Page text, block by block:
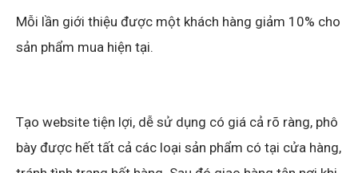
Mỗi lần giới thiệu được một khách hàng giảm 10% cho
sản phẩm mua hiện tại.
Tạo website tiện lợi, dễ sử dụng có giá cả rõ ràng, phô
bày được hết tất cả các loại sản phẩm có tại cửa hàng,